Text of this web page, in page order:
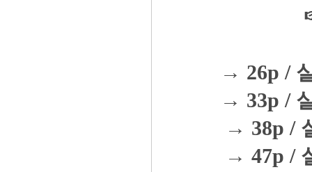
→ 26p /
→ 33p /
→ 38p /
→ 47p /